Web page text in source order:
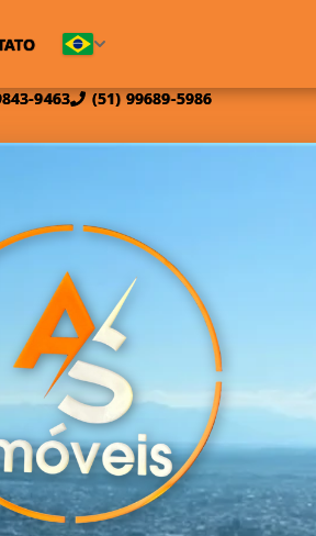
9463 (51) 99689-5986